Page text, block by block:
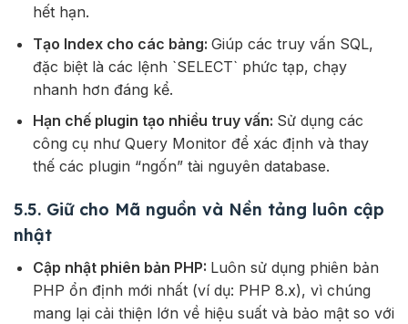
hết hạn.
Tạo Index cho các bảng: Giúp các truy vấn SQL,
đặc biệt là các lệnh `SELECT` phức tạp, chạy
nhanh hơn đáng kể.
Hạn chế plugin tạo nhiều truy vấn: Sử dụng các
công cụ như Query Monitor để xác định và thay
thế các plugin “ngốn” tài nguyên database.
5.5. Giữ cho Mã nguồn và Nền tảng luôn cập
nhật
Cập nhật phiên bản PHP: Luôn sử dụng phiên bản
PHP ổn định mới nhất (ví dụ: PHP 8.x), vì chúng
mang lại cải thiện lớn về hiệu suất và bảo mật so với